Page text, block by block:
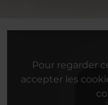
Pour regarder
accepter les